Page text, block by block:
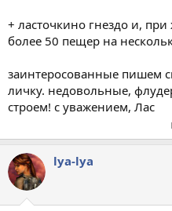
+ ласточкино гнездо и,
более 50 пещер на
заинтеросованные пишем
личку. недовольные,
строем! с уважением, Лас
lya-lya